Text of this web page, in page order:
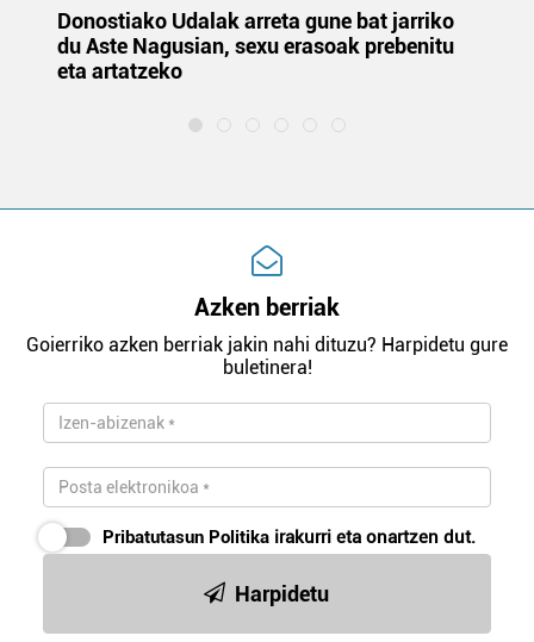
Donostiako Udalak arreta gune bat jarriko
du Aste Nagusian, sexu erasoak prebenitu
eta artatzeko
Azken berriak
Goierriko azken berriak jakin nahi dituzu? Harpidetu gure
buletinera!
Pribatutasun Politika irakurri eta onartzen dut.
Harpidetu